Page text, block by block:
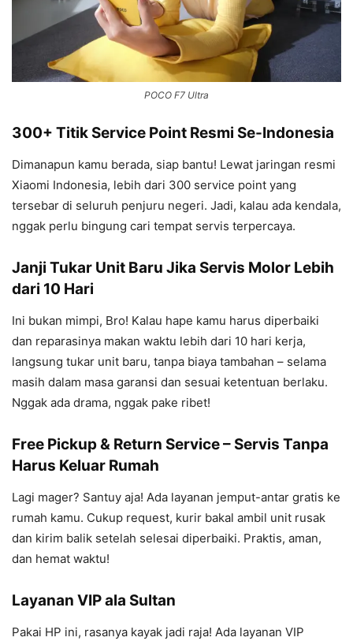
POCO F7 Ultra
300+ Titik Service Point Resmi Se-Indonesia
Dimanapun kamu berada, siap bantu! Lewat jaringan resmi
Xiaomi Indonesia, lebih dari 300 service point yang
tersebar di seluruh penjuru negeri. Jadi, kalau ada kendala,
nggak perlu bingung cari tempat servis terpercaya.
Janji Tukar Unit Baru Jika Servis Molor Lebih
dari 10 Hari
Ini bukan mimpi, Bro! Kalau hape kamu harus diperbaiki
dan reparasinya makan waktu lebih dari 10 hari kerja,
langsung tukar unit baru, tanpa biaya tambahan – selama
masih dalam masa garansi dan sesuai ketentuan berlaku.
Nggak ada drama, nggak pake ribet!
Free Pickup & Return Service – Servis Tanpa
Harus Keluar Rumah
Lagi mager? Santuy aja! Ada layanan jemput-antar gratis ke
rumah kamu. Cukup request, kurir bakal ambil unit rusak
dan kirim balik setelah selesai diperbaiki. Praktis, aman,
dan hemat waktu!
Layanan VIP ala Sultan
Pakai HP ini, rasanya kayak jadi raja! Ada layanan VIP